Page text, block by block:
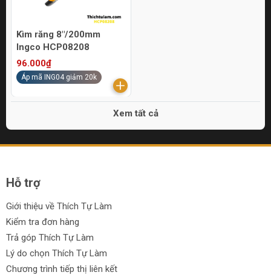
Kìm răng 8"/200mm
Ingco HCP08208
96.000₫
Áp mã ING04 giảm 20k
Xem tất cả
Hỗ trợ
Giới thiệu về Thích Tự Làm
Kiểm tra đơn hàng
Trả góp Thích Tự Làm
Lý do chọn Thích Tự Làm
Chương trình tiếp thị liên kết